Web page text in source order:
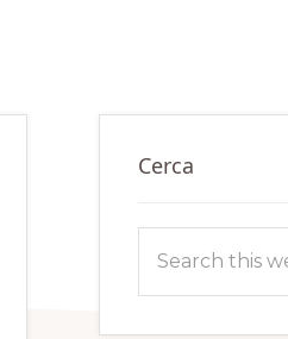
Primary
Sidebar
Cerca
this